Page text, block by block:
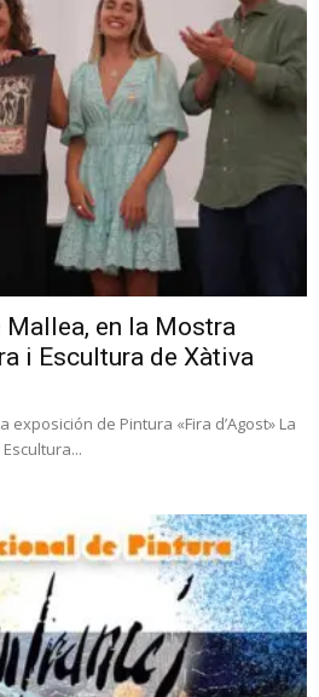
Mallea, en la Mostra
i Escultura de Xàtiva
exposición de Pintura «Fira d’Agost» La